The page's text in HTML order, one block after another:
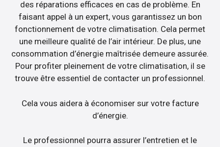
des réparations efficaces en cas de problème. En
faisant appel à un expert, vous garantissez un bon
fonctionnement de votre climatisation. Cela permet
une meilleure qualité de l’air intérieur. De plus, une
consommation d’énergie maîtrisée demeure assurée.
Pour profiter pleinement de votre climatisation, il se
trouve être essentiel de contacter un professionnel.
Cela vous aidera à économiser sur votre facture
d’énergie.
Le professionnel pourra assurer l’entretien et le